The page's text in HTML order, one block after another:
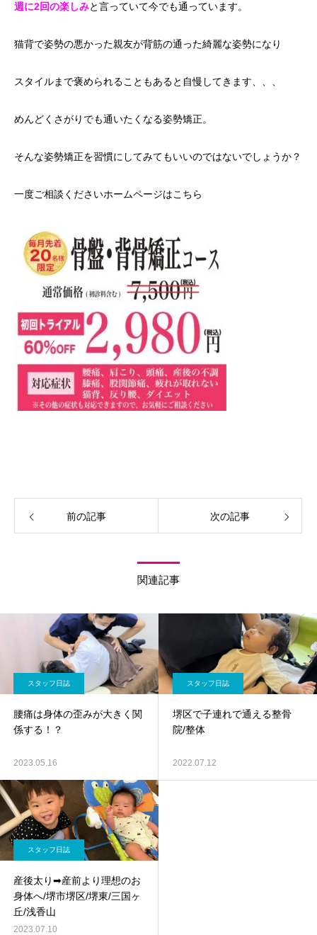
週に2回の楽しみと言っていて今でも通っています。
猫背で姿勢の悪かった親友が背筋の通った綺麗な姿勢になり
スタイルまで褒められることもあると自慢してきます、、、
めんどくさがりでも通いたくなる姿勢矯正。
そんな姿勢矯正を習慣にしてみてもいいのではないでしょうか？
一度ご相談くださいホームページはこちら
前の記事 次の記事
関連記事
スタッフ日誌
腰痛は身体の歪みが大きく関
係する！？
2023.05.16
スタッフ日誌
堺区で子連れで通える整骨
院/整体
2022.07.12
スタッフ日誌
産後太り➡産前より理想のお
身体へ/堺市堺区/堺東/三国ヶ
丘/浅香山
2023.07.10